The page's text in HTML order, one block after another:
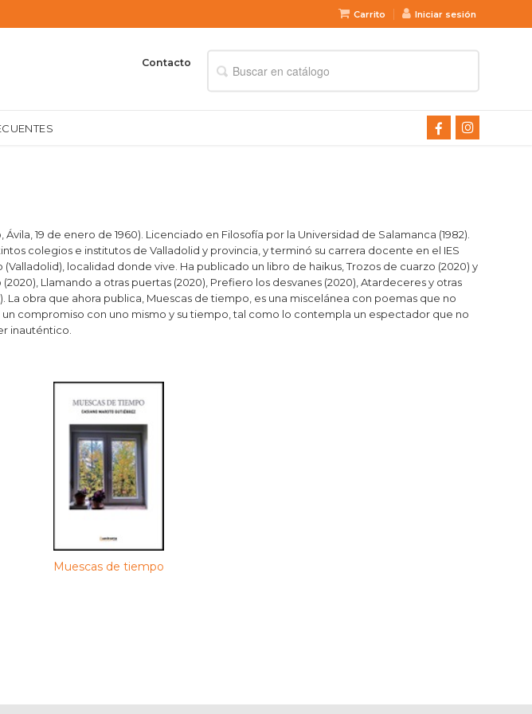
Carrito Iniciar sesión
Contacto
19 de enero de 1960). Licenciado en Filosofía por la Universidad de Salamanca (1982).
colegios e institutos de Valladolid y provincia, y terminó su carrera docente en el IES
localidad donde vive. Ha publicado un libro de haikus, Trozos de cuarzo (2020) y
Llamando a otras puertas (2020), Prefiero los desvanes (2020), Atardeceres y otras
La obra que ahora publica, Muescas de tiempo, es una miscelánea con poemas que no
compromiso con uno mismo y su tiempo, tal como lo contempla un espectador que no
inauténtico.
Muescas de tiempo